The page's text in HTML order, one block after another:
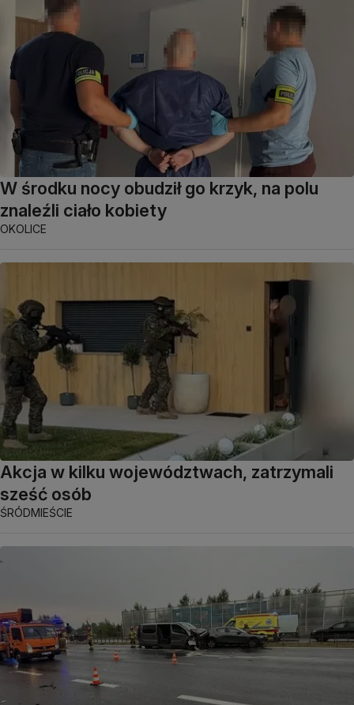
W środku nocy obudził go krzyk, na polu
znaleźli ciało kobiety
OKOLICE
Akcja w kilku województwach, zatrzymali
sześć osób
ŚRÓDMIEŚCIE